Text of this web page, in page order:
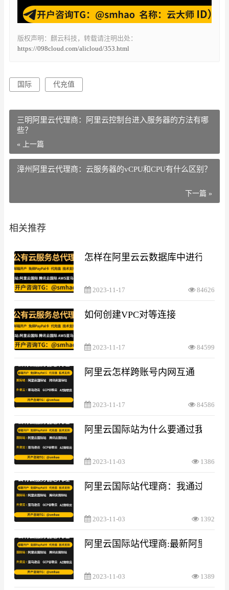
版权声明：麒云科技，转载请注明出处：
https://098cloud.com/alicloud/353.html
国际 代充值
三明阿里云代理商：阿里云控制台进入服务器的方法有哪
些？
« 上一篇
漳州阿里云代理商：云服务器的vCPU和CPU有什么区别？
下一篇 »
相关推荐
怎样在阿里云云数据库中进行数据
2023-11-17 84626
如何创建VPC对等连接
2023-11-17 84599
阿里云怎样跨账号内网互通
2023-11-17 84586
阿里云国际站为什么要通过我们代
2023-11-03 1386
阿里云国际站代理商：我通过你们
2023-11-03 1392
阿里云国际站代理商:最新阿里云
2023-11-03 1389